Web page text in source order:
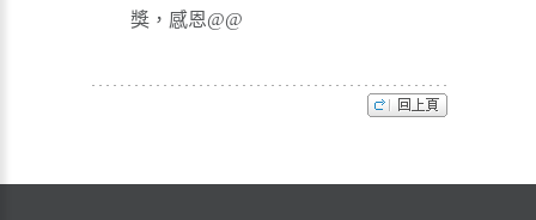
獎，感恩@@